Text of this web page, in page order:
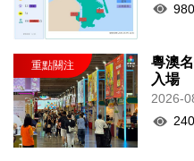
980
粵澳
入場
2026-
240